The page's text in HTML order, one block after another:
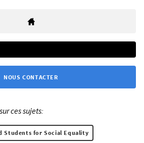
NOUS CONTACTER
ces sujets:
Students for Social Equality